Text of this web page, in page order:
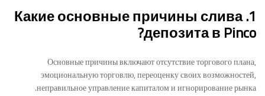
1. Какие основные причины слива
депозита в Pinco?
Основные причины включают отсутствие торгового плана,
эмоциональную торговлю, переоценку своих возможностей,
неправильное управление капиталом и игнорирование рынка.